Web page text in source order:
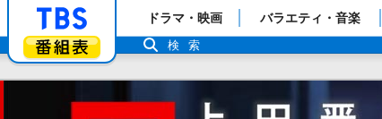
「TBSテレビ」トップページ
番組表
ドラマ・映画 バラエティ・音楽
検索